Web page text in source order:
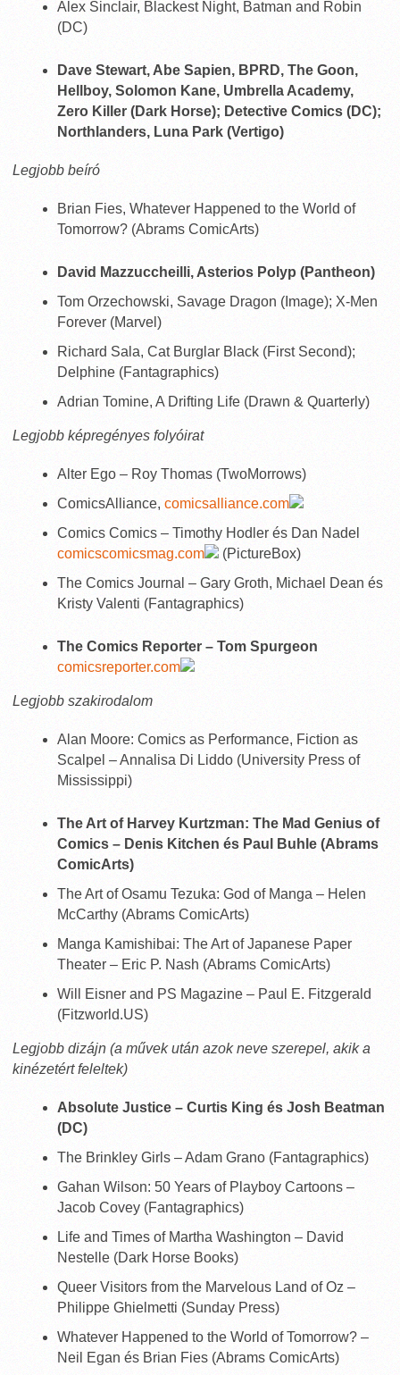
Alex Sinclair, Blackest Night, Batman and Robin
(DC)
Dave Stewart, Abe Sapien, BPRD, The Goon,
Hellboy, Solomon Kane, Umbrella Academy,
Zero Killer (Dark Horse); Detective Comics (DC);
Northlanders, Luna Park (Vertigo)
Legjobb beíró
Brian Fies, Whatever Happened to the World of
Tomorrow? (Abrams ComicArts)
David Mazzuccheilli, Asterios Polyp (Pantheon)
Tom Orzechowski, Savage Dragon (Image); X-Men
Forever (Marvel)
Richard Sala, Cat Burglar Black (First Second);
Delphine (Fantagraphics)
Adrian Tomine, A Drifting Life (Drawn & Quarterly)
Legjobb képregényes folyóirat
Alter Ego – Roy Thomas (TwoMorrows)
ComicsAlliance, comicsalliance.com
Comics Comics – Timothy Hodler és Dan Nadel
comicscomicsmag.com
(PictureBox)
The Comics Journal – Gary Groth, Michael Dean és
Kristy Valenti (Fantagraphics)
The Comics Reporter – Tom Spurgeon
comicsreporter.com
Legjobb szakirodalom
Alan Moore: Comics as Performance, Fiction as
Scalpel – Annalisa Di Liddo (University Press of
Mississippi)
The Art of Harvey Kurtzman: The Mad Genius of
Comics – Denis Kitchen és Paul Buhle (Abrams
ComicArts)
The Art of Osamu Tezuka: God of Manga – Helen
McCarthy (Abrams ComicArts)
Manga Kamishibai: The Art of Japanese Paper
Theater – Eric P. Nash (Abrams ComicArts)
Will Eisner and PS Magazine – Paul E. Fitzgerald
(Fitzworld.US)
Legjobb dizájn (a művek után azok neve szerepel, akik a
kinézetért feleltek)
Absolute Justice – Curtis King és Josh Beatman
(DC)
The Brinkley Girls – Adam Grano (Fantagraphics)
Gahan Wilson: 50 Years of Playboy Cartoons –
Jacob Covey (Fantagraphics)
Life and Times of Martha Washington – David
Nestelle (Dark Horse Books)
Queer Visitors from the Marvelous Land of Oz –
Philippe Ghielmetti (Sunday Press)
Whatever Happened to the World of Tomorrow? –
Neil Egan és Brian Fies (Abrams ComicArts)